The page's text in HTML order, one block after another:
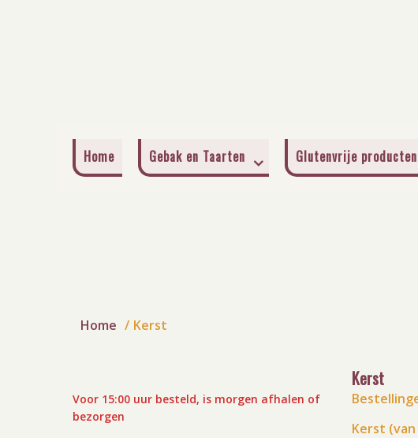
Home Gebak en Taarten Glutenvrije producten
Home Kerst
Kerst
Kerst
Voor 15:00 uur besteld, is morgen afhalen of
bezorgen